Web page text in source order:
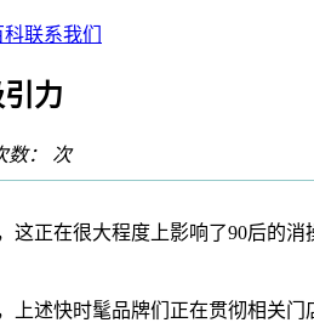
科联系我们
力
数： 次
在很大程度上影响了90后的消
述快时髦品牌们正在贯彻相关门